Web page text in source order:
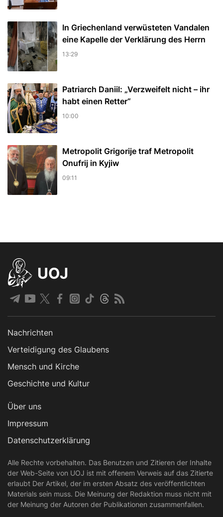
In Griechenland verwüsteten Vandalen
eine Kapelle der Verklärung des Herrn
13:29
Patriarch Daniil: „Verzweifelt nicht – ihr
habt einen Retter“
10:00
Metropolit Grigorije traf Metropolit
Onufrij in Kyjiw
09:11
UOJ
Nachrichten
Verteidigung des Glaubens
Mensch und Kirche
Geschichte und Kultur
Über uns
Impressum
Datenschutzerklärung
Alle Rechte vorbehalten. Das Benutzen und Zitieren der Inhalte
der Web-Seite von UOJ ist mit offenem Verweis auf das Zitierte
erlaubt Der Artikel, der im ersten Absatz des veröffentlichten
Materials sein muss. Die Meinung der Redaktion muss nicht mit
der Meinung der Autoren der Publikationen zusammenfallen.